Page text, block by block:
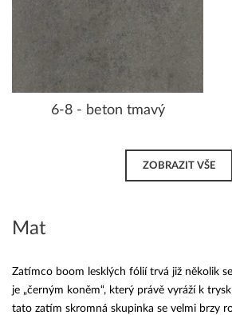
6-8 - beton tmavý
ZOBRAZIT VŠE
Mat
Zatímco boom lesklých fólií trvá již několik
je „černým koněm“, který právě vyráží k
tato zatím skromná skupinka se velmi brzy